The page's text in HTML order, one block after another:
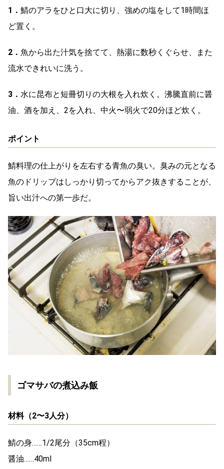
1． 鯖のアラをひと口大に切り、強めの塩をして1時間ほ
ど置く。
2． 魚から出た汁気を捨てて、熱湯に数秒くぐらせ、また
流水できれいに洗う。
3． 水に昆布と短冊切りの大根を入れ炊く。沸騰直前に醤
油、酒を加え、2を入れ、中火〜弱火で20分ほど炊く。
ポイント
鯖料理の仕上がりを左右する青魚の臭い。臭みの元となる
魚のドリップはしっかり切ってからアク抜きすることが、
旨い出汁への第一歩だ。
ゴマサバの煮込み飯
材料（2〜3人分）
鯖の身……1/2尾分（35cm程）
醤油……40ml